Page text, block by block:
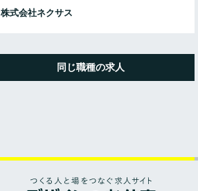
株式会社ネクサス
同じ職種の求人